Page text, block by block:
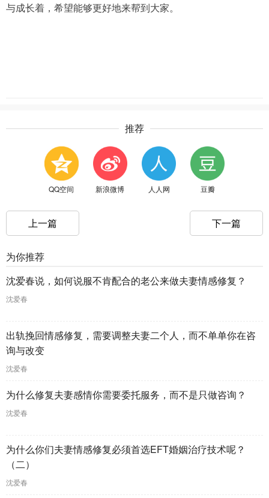
与成长着，希望能够更好地来帮到大家。
推荐
QQ空间 新浪微博 人人网 豆瓣
上一篇 下一篇
为你推荐
沈爱春说，如何说服不肯配合的老公来做夫妻情感修复？
沈爱春
出轨挽回情感修复，需要调整夫妻二个人，而不单单你在咨
询与改变
沈爱春
为什么修复夫妻感情你需要委托服务，而不是只做咨询？
沈爱春
为什么你们夫妻情感修复必须首选EFT婚姻治疗技术呢？
（二）
沈爱春